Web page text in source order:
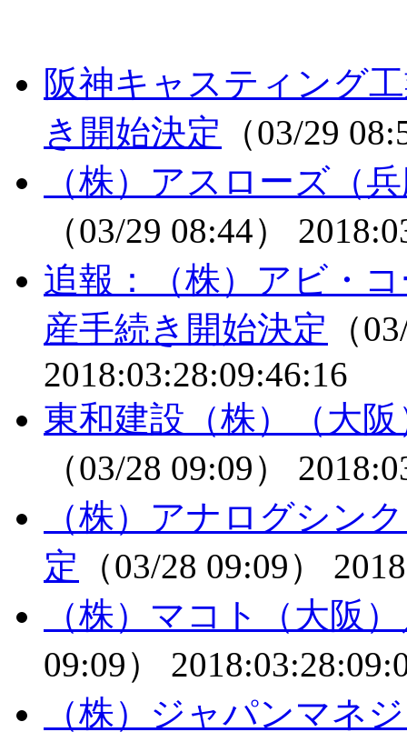
阪神キャスティング
き開始決定 （03/29
（株）アスローズ（
（03/29 08:44）
追報：（株）アビ・
産手続き開始決定 （
2018:03:28:09:46:16
東和建設（株）（大
（03/28 09:09）
（株）アナログシン
定 （03/28 09:09）
（株）マコト（大阪
09:09）
（株）ジャパンマネ